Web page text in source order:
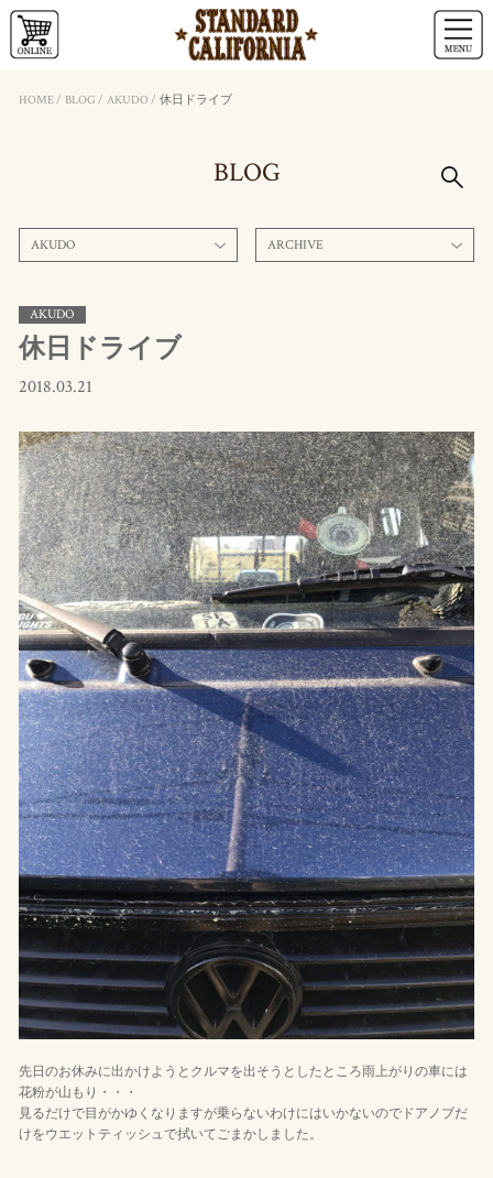
HOME/ BLOG / AKUDO/ 休日ドライブ
BLOG
AKUDO ARCHIVE
AKUDO
休日ドライブ
2018.03.21
先日のお休みに出かけようとクルマを出そうとしたところ雨上がりの車には
花粉が山もり・・・
見るだけで目がかゆくなりますが乗らないわけにはいかないのでドアノブだ
けをウエットティッシュで拭いてごまかしました。